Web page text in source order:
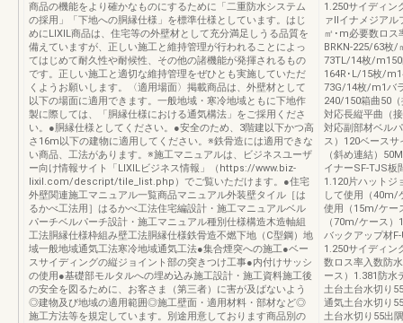
商品の機能をより確かなものにするために「二重防水システム
の採用」「下地への胴縁仕様」を標準仕様としています。はじ
めにLIXIL商品は、住宅等の外壁材として充分満足しうる品質を
備えていますが、正しい施工と維持管理が行われることによっ
てはじめて耐久性や耐候性、その他の諸機能が発揮されるもの
です。正しい施工と適切な維持管理をぜひとも実施していただ
くようお願いします。〈適用場面〉掲載商品は、外壁材として
以下の場面に適用できます。一般地域・寒冷地域ともに下地作
製に際しては、「胴縁仕様における通気構法」をご採用くださ
い。●胴縁仕様としてください。●安全のため、3階建以下かつ高
さ16m以下の建物に適用してください。※鉄骨造には適用できな
い商品、工法があります。※施工マニュアルは、ビジネスユーザ
ー向け情報サイト「LIXILビジネス情報」（https://www.biz-
lixil.com/descript/tile_list.php）でご覧いただけます。●住宅
外壁関連施工マニュアル一覧商品マニュアル外装壁タイル［は
るかべ工法用］はるかべ工法住宅編設計・施工マニュアルベル
パーチベルパーチ設計・施工マニュアル種別仕様構造木造軸組
工法胴縁仕様枠組み壁工法胴縁仕様鉄骨造不燃下地（C型鋼）地
域一般地域通気工法寒冷地域通気工法●集合煙突への施工●ベー
スサイディングの縦ジョイント部の突きつけ工事●内付けサッシ
の使用●基礎部モルタルへの埋め込み施工設計・施工資料施工後
の安全を図るために、お客さま（第三者）に害が及ばないよう
◎建物及び地域の適用範囲◎施工壁面・適用材料・部材など◎
施工方法等を規定しています。別途用意しております商品別の
1.250サイディン
ァⅡイナメジア
㎡･m必要数ロス
BRKN-225/63枚/
73TL/14枚/m150
164R･L/15枚/
73G/14枚/m1バ
240/150箱曲50
対応長縦平曲（
対応副部材ベル
ス）120ベース
（斜め連結）
イナーSF-TJS板
1.120片ハットジ
して使用（40m/
使用（15m/ケー
（70m/ケース
バックアップ材
1.250サイディン
数ロス率入数防
ース）1.381防水
土台土台水切り
通気土台水切り
土台水切り55出